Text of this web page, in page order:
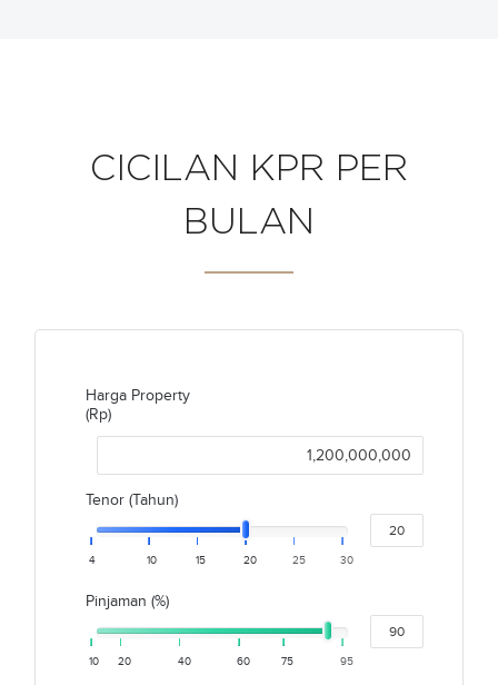
CICILAN KPR PER
BULAN
Harga Property
(Rp)
Tenor (Tahun)
4 10 15 20 25 30
Pinjaman (%)
10 20 40 60 75 95